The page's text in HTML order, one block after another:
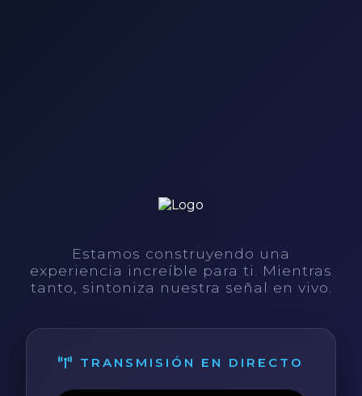
Estamos construyendo una
experiencia increíble para ti. Mientras
tanto, sintoniza nuestra señal en vivo.
TRANSMISIÓN EN DIRECTO